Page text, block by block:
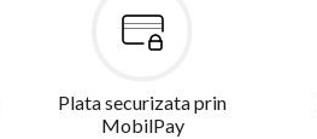
Plata securizata prin
MobilPay